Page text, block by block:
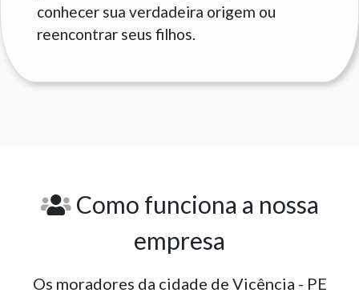
conhecer sua verdadeira origem ou
reencontrar seus filhos.
Como funciona a nossa
empresa
Os moradores da cidade de Vicência - PE